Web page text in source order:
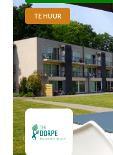
TE HUUR